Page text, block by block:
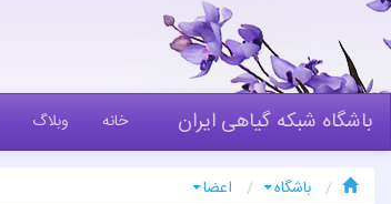
باشگاه شبکه گیاهی ایران خانه وبلاگ
باشگاه اعضا